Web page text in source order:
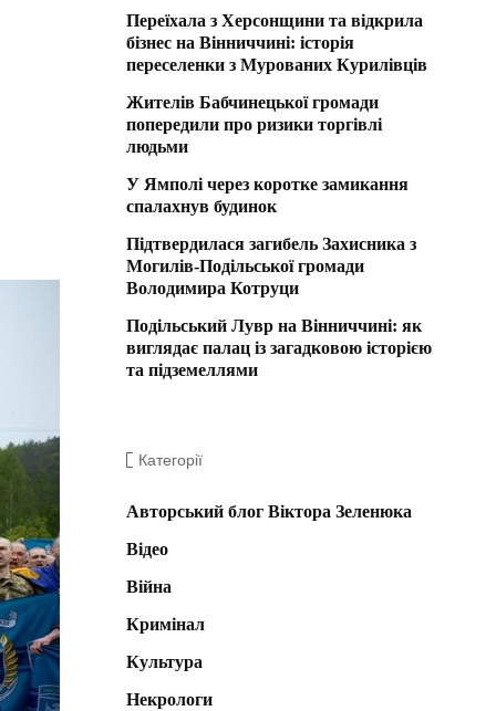
Переїхала з Херсонщини та відкрила
бізнес на Вінниччині: історія
переселенки з Мурованих Курилівців
Жителів Бабчинецької громади
попередили про ризики торгівлі
людьми
У Ямполі через коротке замикання
спалахнув будинок
Підтвердилася загибель Захисника з
Могилів-Подільської громади
Володимира Котруци
Подільський Лувр на Вінниччині: як
виглядає палац із загадковою історією
та підземеллями
Категорії
Авторський блог Віктора Зеленюка
Відео
Війна
Кримінал
Культура
Некрологи